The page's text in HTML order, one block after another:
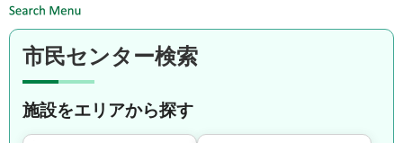
市民センター検索
施設をエリアから探す